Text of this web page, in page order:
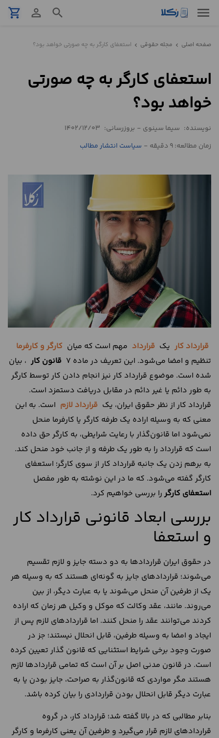
menu
search
person_outline
shopping_cart
نمونه
تنظیم
حقوقی
تلفنی
صفحه اصلی chevron_left مجله حقوقی chevron_left استعفای کارگر به چه صورتی خواهد بود؟
استعفای کارگر به چه صورتی
خواهد بود؟
نویسنده: سیما سینوی - بروزرسانی: 1402/12/03
زمان مطالعه: 9 دقیقه
- سیاست انتشار مطالب
قرارداد کار یک قرارداد مهم است که میان کارگر و کارفرما
تنظیم و امضا می‌شود. این تعریف در ماده 7
قانون کار ، بیان
شده است. موضوع قرارداد کار نیز انجام دادن کار توسط کارگر
به طور دائم یا غیر دائم در مقابل دریافت دستمزد است.
قرارداد کار از نظر حقوق ایران، یک قرارداد لازم است. به این
معنی که به وسیله اراده یک طرفه کارگر یا کارفرما منحل
نمی‌شود اما قانون‌گذار با رعایت شرایطی، به کارگر حق داده
است که قرارداد را به طور یک طرفه و از جانب خود منحل کند.
به برهم زدن یک جانبه قرارداد کار از سوی کارگر؛ استعفای
کارگر گفته می‌شود. که ما در این نوشته به طور مفصل
استعفای کارگر را بررسی خواهیم کرد.
بررسی ابعاد قانونی قرارداد کار
و استعفا
در حقوق ایران قراردادها به دو دسته جایز و لازم تقسیم
می‌شوند؛ قراردادهای جایز به گونه‌ای هستند که به وسیله هر
یک از طرفین آن منحل می‌شوند یا به عبارت دیگر، از بین
می‌روند. مانند، عقد وکالت که موکل و وکیل هر زمان که اراده
کردند می‌توانند عقد را منحل کنند. اما قراردادهای لازم پس از
ایجاد و امضا به وسیله طرفین، قابل انحلال نیستند؛ جز در
صورت وجود برخی شرایط استثنایی که قانون گذار تعیین کرده
است. در قانون مدنی اصل بر آن است که تمامی قراردادها لازم
هستند مگر مواردی که قانون‌گذار به صراحت، جایز بودن یا به
عبارت دیگر قابل انحلال بودن قراردادی را بیان کرده باشد.
بنابر مطالبی که در بالا گفته شد؛ قرارداد کار، در گروه
قراردادهای لازم قرار می‌گیرد و طرفین آن یعنی کارفرما و کارگر